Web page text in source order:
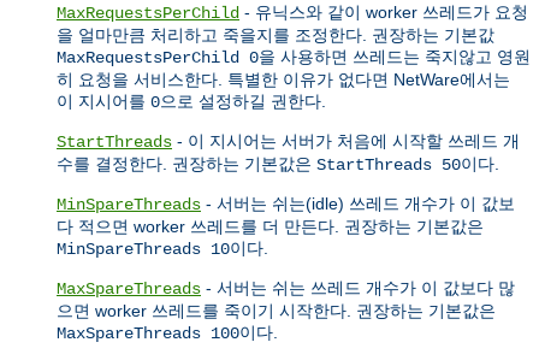
MaxRequestsPerChild - 유닉스와 같이 worker 쓰레드가 요청
을 얼마만큼 처리하고 죽을지를 조정한다. 권장하는 기본값
MaxRequestsPerChild 0을 사용하면 쓰레드는 죽지않고 영원
히 요청을 서비스한다. 특별한 이유가 없다면 NetWare에서는
이 지시어를 0으로 설정하길 권한다.
StartThreads - 이 지시어는 서버가 처음에 시작할 쓰레드 개
수를 결정한다. 권장하는 기본값은 StartThreads 50이다.
MinSpareThreads - 서버는 쉬는(idle) 쓰레드 개수가 이 값보
다 적으면 worker 쓰레드를 더 만든다. 권장하는 기본값은
MinSpareThreads 10이다.
MaxSpareThreads - 서버는 쉬는 쓰레드 개수가 이 값보다 많
으면 worker 쓰레드를 죽이기 시작한다. 권장하는 기본값은
MaxSpareThreads 100이다.